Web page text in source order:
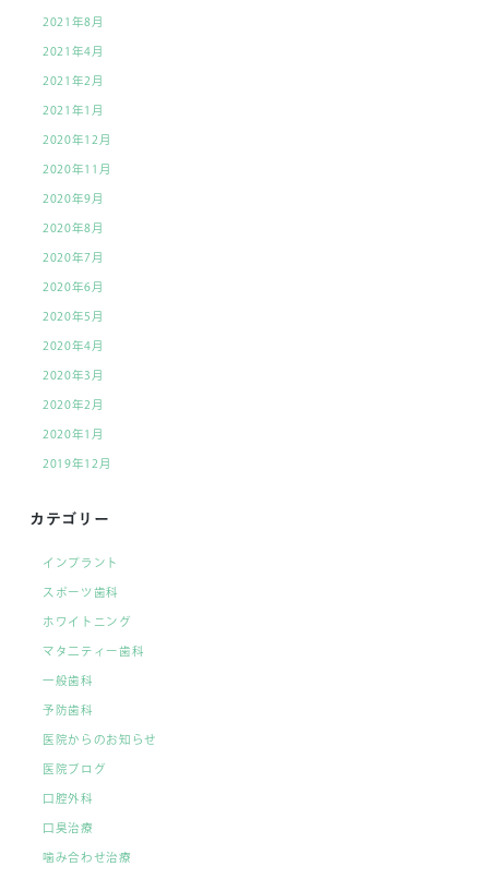
2021年8月
2021年4月
2021年2月
2021年1月
2020年12月
2020年11月
2020年9月
2020年8月
2020年7月
2020年6月
2020年5月
2020年4月
2020年3月
2020年2月
2020年1月
2019年12月
カテゴリー
インプラント
スポーツ歯科
ホワイトニング
マタ二ティー歯科
一般歯科
予防歯科
医院からのお知らせ
医院ブログ
口腔外科
口臭治療
噛み合わせ治療